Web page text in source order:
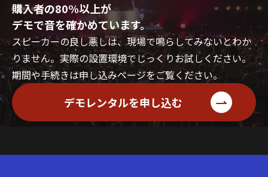
購入者の80%以上が
デモで音を確かめています。
スピーカーの良し悪しは、現場で鳴らしてみないとわか
りません。実際の設置環境でじっくりお試しください。
期間や手続きは申し込みページをご覧ください。
デモレンタルを申し込む